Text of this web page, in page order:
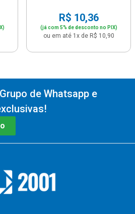
R$ 10,36
(já com 5% de desconto no PIX)
ou em até 1x de R$ 10,90
de Whatsapp e